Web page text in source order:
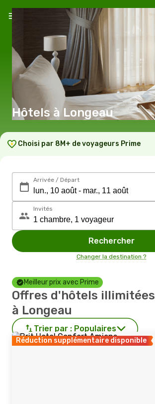
Hôtels à Longeau
Choisi par 8M+ de voyageurs Prime
Arrivée / Départ
Invités
Rechercher
Changer la destination ?
Meilleur prix avec Prime
Offres d'hôtels illimitées
à Longeau
Trier par : Populaires
Réduction supplémentaire disponible